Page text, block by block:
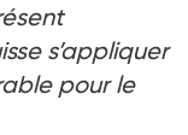
s’appliquer
pour le